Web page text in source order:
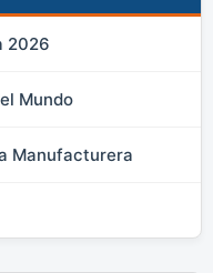
2026
Mundo
Manufacturera